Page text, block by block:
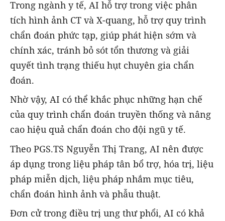
Trong ngành y tế, AI hỗ trợ trong việc phân
tích hình ảnh CT và X-quang, hỗ trợ quy trình
chẩn đoán phức tạp, giúp phát hiện sớm và
chính xác, tránh bỏ sót tổn thương và giải
quyết tình trạng thiếu hụt chuyên gia chẩn
đoán.
Nhờ vậy, AI có thể khắc phục những hạn chế
của quy trình chẩn đoán truyền thống và nâng
cao hiệu quả chẩn đoán cho đội ngũ y tế.
Theo PGS.TS Nguyễn Thị Trang, AI nên được
áp dụng trong liệu pháp tân bổ trợ, hóa trị, liệu
pháp miễn dịch, liệu pháp nhắm mục tiêu,
chẩn đoán hình ảnh và phẫu thuật.
Đơn cử trong điều trị ung thư phổi, AI có khả